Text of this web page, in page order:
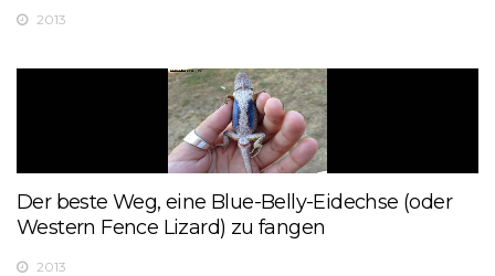
2013
Der beste Weg, eine Blue-Belly-Eidechse (oder
Western Fence Lizard) zu fangen
2013